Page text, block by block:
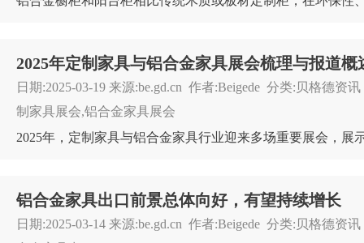
2025年定制家具与铝合金家具展会梳理与报道概
日期:2025-03-19 来源:be.gd.cn 作者:Beigede 分类:贝格德资
制家具展会,铝合金家具展会
铝合金家具出口前景总体向好，有望持续增长
日期:2025-03-14 来源:be.gd.cn 作者:Beigede 分类:贝格德资